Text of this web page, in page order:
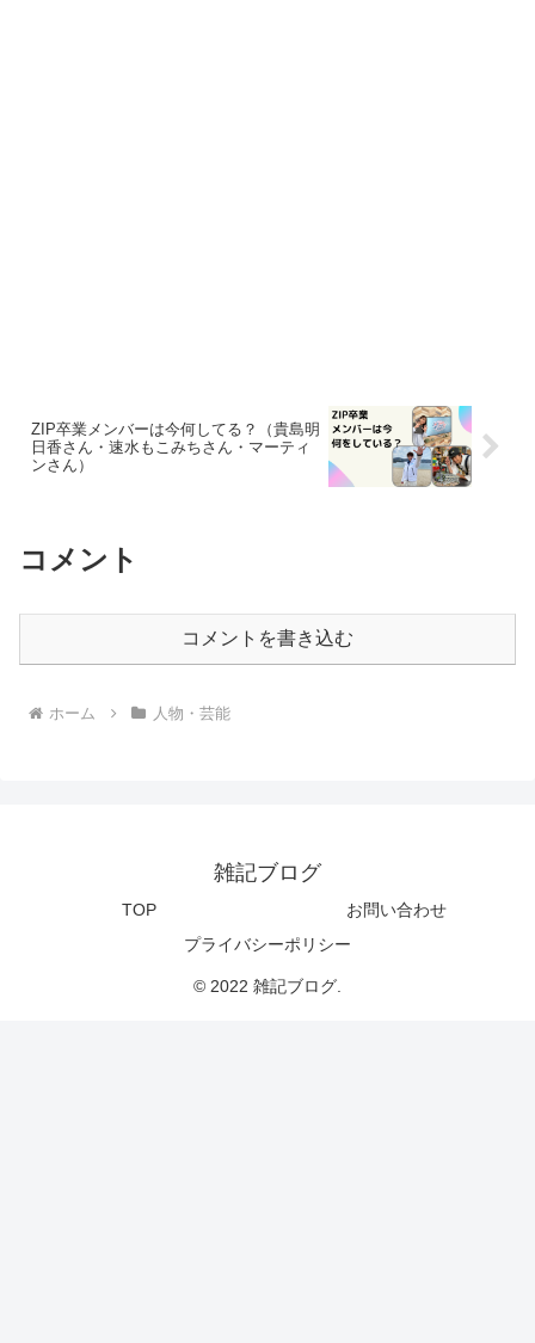
ZIP卒業メンバーは今何してる？（貴島明
日香さん・速水もこみちさん・マーティ
ンさん）
コメント
コメントを書き込む
ホーム 人物・芸能
雑記ブログ
TOP
お問い合わせ
プライバシーポリシー
© 2022 雑記ブログ.